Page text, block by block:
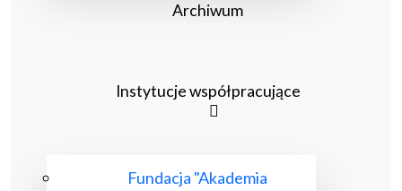
Archiwum
Instytucje współpracujące
Fundacja "Akademia